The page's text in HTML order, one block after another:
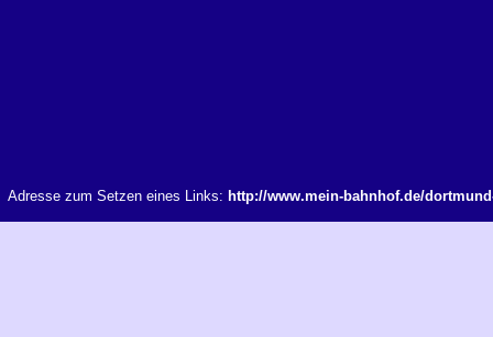
Adresse zum Setzen eines Links: http://www.mein-bahnhof.de/